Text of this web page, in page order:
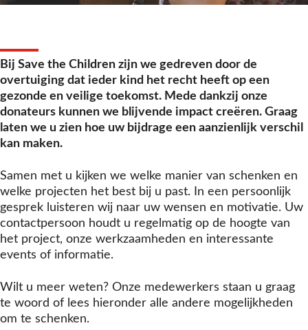
Bij Save the Children zijn we gedreven door de
overtuiging dat ieder kind het recht heeft op een
gezonde en veilige toekomst. Mede dankzij onze
donateurs kunnen we blijvende impact creëren. Graag
laten we u zien hoe uw bijdrage een aanzienlijk verschil
kan maken.
Samen met u kijken we welke manier van schenken en
welke projecten het best bij u past. In een persoonlijk
gesprek luisteren wij naar uw wensen en motivatie. Uw
contactpersoon houdt u regelmatig op de hoogte van
het project, onze werkzaamheden en interessante
events of informatie.
Wilt u meer weten? Onze medewerkers staan u graag
te woord of lees hieronder alle andere mogelijkheden
om te schenken.